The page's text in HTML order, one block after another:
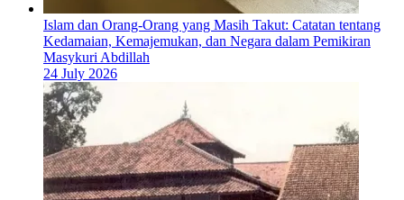
Islam dan Orang-Orang yang Masih Takut: Catatan tentang
Kedamaian, Kemajemukan, dan Negara dalam Pemikiran
Masykuri Abdillah
24 July 2026